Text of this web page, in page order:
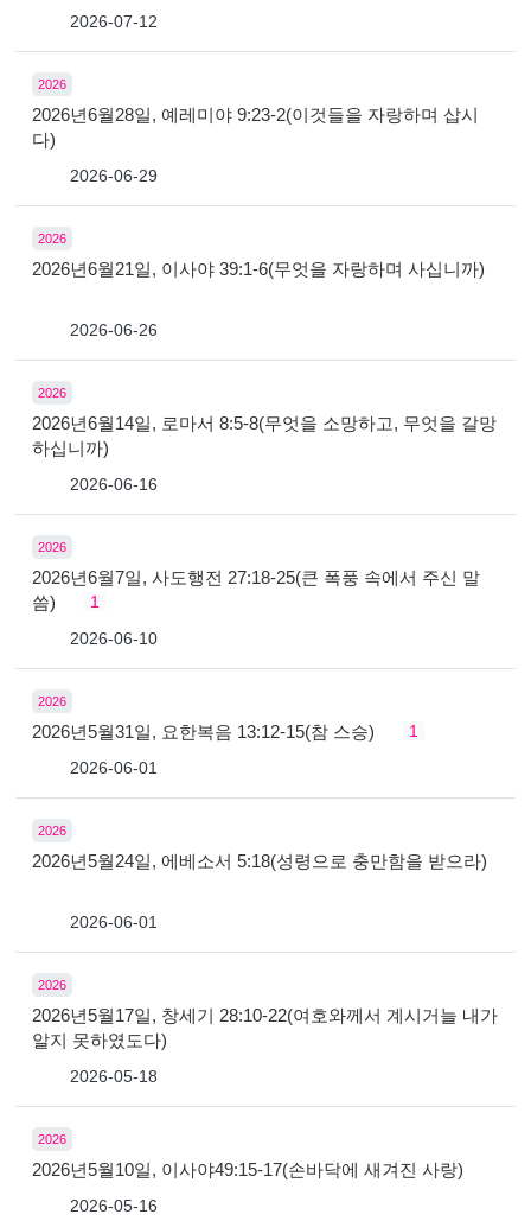
2026-07-12
2026
2026년6월28일, 예레미야 9:23-2(이것들을 자랑하며 삽시
다)
2026-06-29
2026
2026년6월21일, 이사야 39:1-6(무엇을 자랑하며 사십니까)
2026-06-26
2026
2026년6월14일, 로마서 8:5-8(무엇을 소망하고, 무엇을 갈망
하십니까)
2026-06-16
2026
2026년6월7일, 사도행전 27:18-25(큰 폭풍 속에서 주신 말
씀)
1
2026-06-10
2026
2026년5월31일, 요한복음 13:12-15(참 스승)
1
2026-06-01
2026
2026년5월24일, 에베소서 5:18(성령으로 충만함을 받으라)
2026-06-01
2026
2026년5월17일, 창세기 28:10-22(여호와께서 계시거늘 내가
알지 못하였도다)
2026-05-18
2026
2026년5월10일, 이사야49:15-17(손바닥에 새겨진 사랑)
2026-05-16